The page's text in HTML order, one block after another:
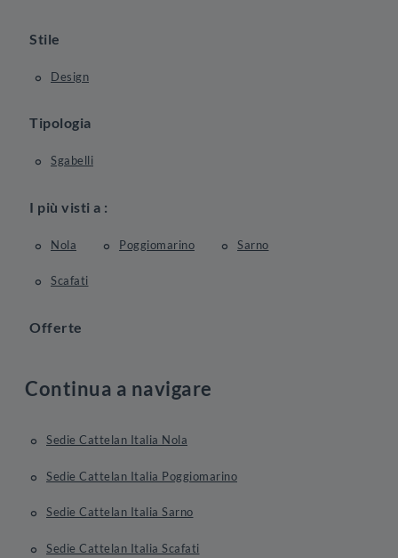
Stile
Design
Tipologia
Sgabelli
I più visti a :
Nola Poggiomarino Sarno
Scafati
Offerte
Continua a navigare
Sedie Cattelan Italia Nola
Sedie Cattelan Italia Poggiomarino
Sedie Cattelan Italia Sarno
Sedie Cattelan Italia Scafati